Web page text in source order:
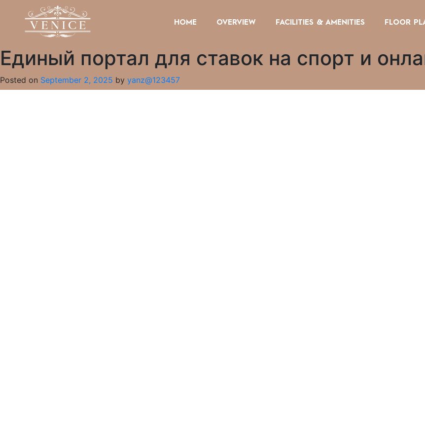
HOME OVERVIEW FACILITIES & AMENITIES FLOOR
Единый портал для ставок на спорт и
Posted on September 2, 2025 by yanz@123457